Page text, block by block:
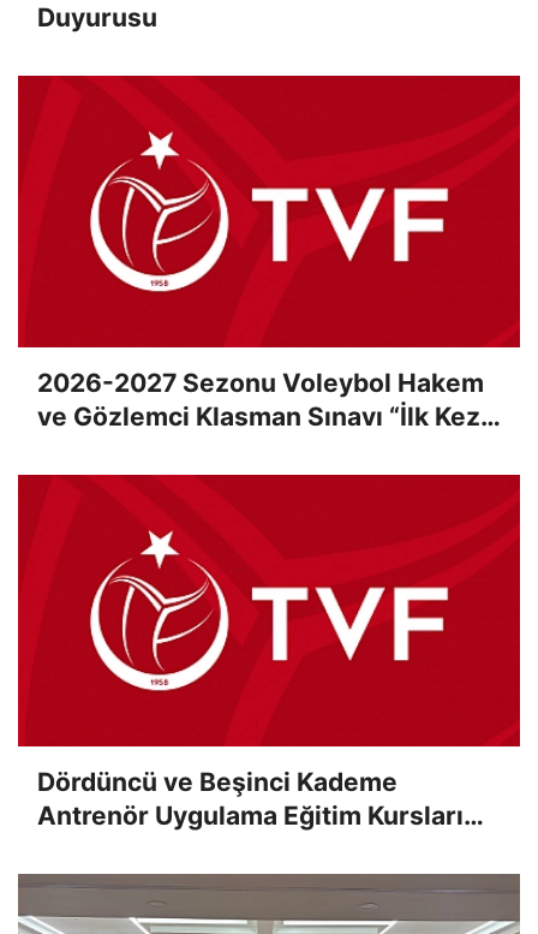
Duyurusu
2026-2027 Sezonu Voleybol Hakem
ve Gözlemci Klasman Sınavı “İlk Kez”
Dördüncü ve Beşinci Kademe
Antrenör Uygulama Eğitim Kursları